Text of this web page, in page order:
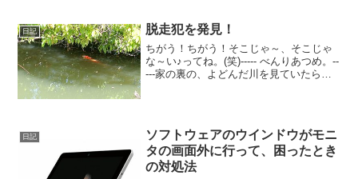
日記 脱走犯を発見！
ちがう！ちがう！そこじゃ～、そこじゃ
な～い♪ってね。(笑)----- べんりあつめ。--
---家の裏の、よどんだ川を見ていたら、
日記
ソフトウェアのウインドウがモニ
タの画面外に行って、困ったとき
の対処法